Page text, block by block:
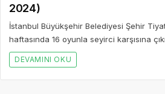
2024)
İstanbul Büyükşehir Belediyesi Şehir
haftasında 16 oyunla seyirci karşısına
DEVAMINI OKU